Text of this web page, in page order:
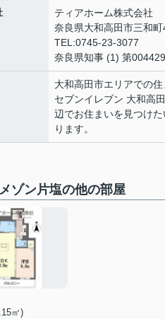
ティアホーム株式会社
奈良県大和高田市三和町
TEL:0745-23-3077
奈良県知事 (1) 第
大和高田市エリアでの
セブンイレブン 大和高
辺でお住まいを見つけ
ります。
ゾン片塩の他の部屋
㎡)